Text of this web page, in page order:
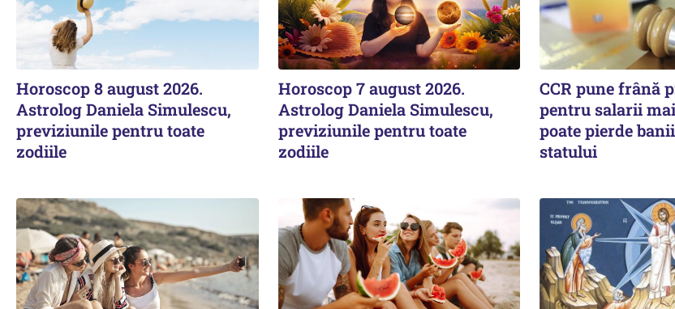
Horoscop 8 august 2026.
Astrolog Daniela Simulescu,
previziunile pentru toate
zodiile
Horoscop 7 august 2026.
Astrolog Daniela Simulescu,
previziunile pentru toate
zodiile
CCR pune frână
pentru salarii
poate pierde
statului